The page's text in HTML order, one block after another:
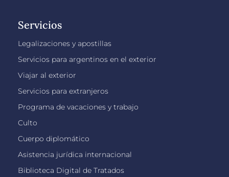
Servicios
Legalizaciones y apostillas
Servicios para argentinos en el exterior
Viajar al exterior
Servicios para extranjeros
Programa de vacaciones y trabajo
Culto
Cuerpo diplomático
Asistencia jurídica internacional
Biblioteca Digital de Tratados